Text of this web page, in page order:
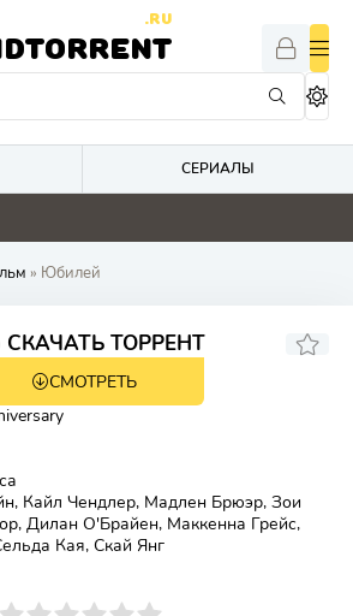
.RU
СЕРИАЛЫ
0 0 2
» Юбилей
ТОРРЕНТ
6.9
СМОТРЕТЬ
Кайл Чендлер, Мадлен Брюэр, Зои
Дилан О'Брайен, Маккенна Грейс,
Кая, Скай Янг